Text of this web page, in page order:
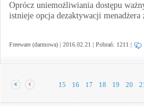
Oprócz uniemożliwiania dostępu
istnieje opcja dezaktywacji menadżera
Freeware (darmowa) | 2016.02.21 | Pobrań: 1211 |
15 16 17 18 19 20